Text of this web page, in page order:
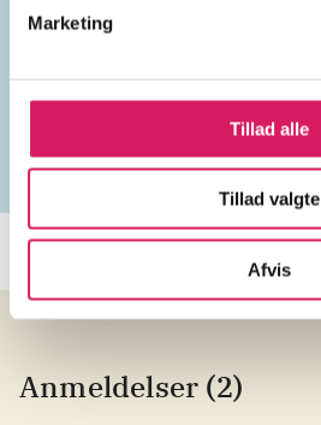
Marketing
Tillad alle
Tillad valgte
Afvis
Emneord
Anmeldelser (2)